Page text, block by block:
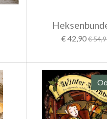
€ 42,90€